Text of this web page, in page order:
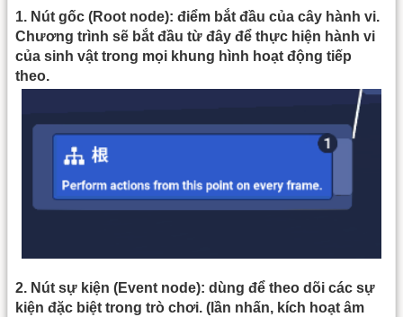
1. Nút gốc (Root node): điểm bắt đầu của cây hành vi.
Chương trình sẽ bắt đầu từ đây để thực hiện hành vi
của sinh vật trong mọi khung hình hoạt động tiếp
theo.
2. Nút sự kiện (Event node): dùng để theo dõi các sự
kiện đặc biệt trong trò chơi. (lần nhấn, kích hoạt âm